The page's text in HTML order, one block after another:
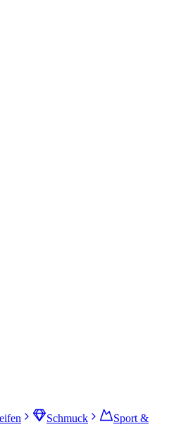
Schmuck
Sport &